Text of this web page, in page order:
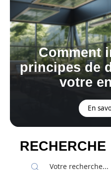
Comment
principes de
votre
En
RECHERCHE